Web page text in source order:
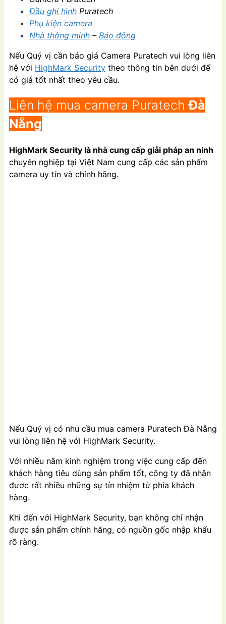
Đầu ghi hình Puratech
Phụ kiện camera
Nhà thông minh – Báo động
Nếu Quý vị cần báo giá Camera Puratech vui lòng liên
hệ với HighMark Security theo thông tin bên dưới để
có giá tốt nhất theo yêu cầu.
Liên hệ mua camera PuratechĐà
Nẵng
HighMark Security là nhà cung cấp giải pháp an ninh
chuyên nghiệp tại Việt Nam cung cấp các sản phẩm
camera uy tín và chính hãng.
Nếu Quý vị có nhu cầu mua camera Puratech Đà Nẵng
vui lòng liên hệ với HighMark Security.
Với nhiều năm kinh nghiệm trong việc cung cấp đến
khách hàng tiêu dùng sản phẩm tốt, công ty đã nhận
đươc rất nhiều những sự tín nhiệm từ phía khách
hàng.
Khi đến với HighMark Security, bạn không chỉ nhận
được sản phẩm chính hãng, có nguồn gốc nhập khẩu
rõ ràng.